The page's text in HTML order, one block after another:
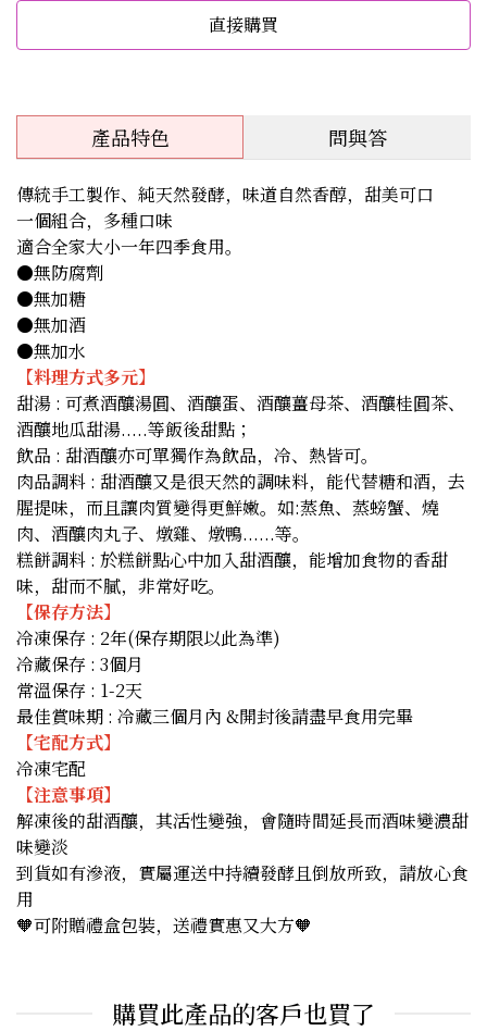
直接購買
產品特色 問與答
傳統手工製作、純天然發酵，味道自然香醇，甜美可口
一個組合，多種口味
適合全家大小一年四季食用。
●無防腐劑
●無加糖
●無加酒
●無加水
【料理方式多元】
甜湯 : 可煮酒釀湯圓、酒釀蛋、酒釀薑母茶、酒釀桂圓茶、
酒釀地瓜甜湯.....等飯後甜點；
飲品 : 甜酒釀亦可單獨作為飲品，冷、熱皆可。
肉品調料 : 甜酒釀又是很天然的調味料，能代替糖和酒，去
腥提味，而且讓肉質變得更鮮嫩。如:蒸魚、蒸螃蟹、燒
肉、酒釀肉丸子、燉雞、燉鴨......等。
糕餅調料 : 於糕餅點心中加入甜酒釀，能增加食物的香甜
味，甜而不膩，非常好吃。
【保存方法】
冷凍保存 : 2年(保存期限以此為準)
冷藏保存 : 3個月
常溫保存 : 1-2天
最佳賞味期 : 冷藏三個月內 &開封後請盡早食用完畢
【宅配方式】
冷凍宅配
【注意事項】
解凍後的甜酒釀，其活性變強，會隨時間延長而酒味變濃甜
味變淡
到貨如有滲液，實屬運送中持續發酵且倒放所致，請放心食
用
🧡可附贈禮盒包裝，送禮實惠又大方🧡
購買此產品的客戶也買了